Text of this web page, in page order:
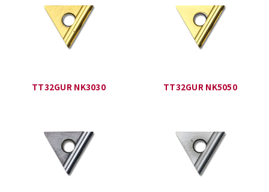
TT32GUR NK3030 TT32GUR NK5050